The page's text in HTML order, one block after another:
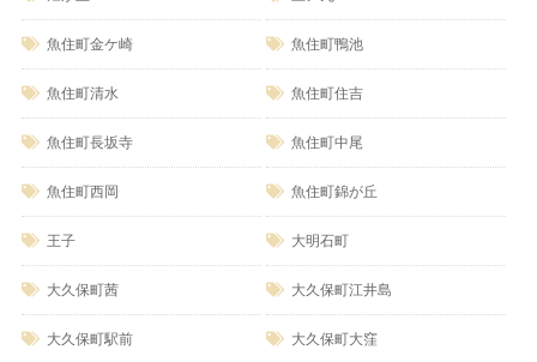
魚住町金ケ崎 魚住町鴨池
魚住町清水 魚住町住吉
魚住町長坂寺 魚住町中尾
魚住町西岡 魚住町錦が丘
王子 大明石町
大久保町茜 大久保町江井島
大久保町駅前 大久保町大窪